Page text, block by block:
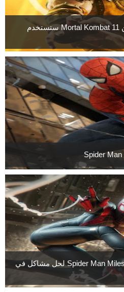
نسخة الحاسب الشخصي من Mortal Kombat 11 ستستخدم
تحديث جديد للعبة Spider Man Miles Morales لحل مشاكل في